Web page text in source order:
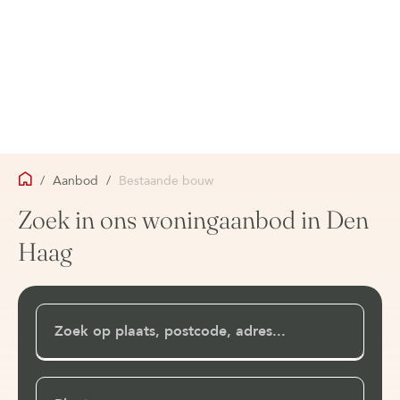
/ Aanbod / Bestaande bouw
Zoek in ons woningaanbod in Den
Haag